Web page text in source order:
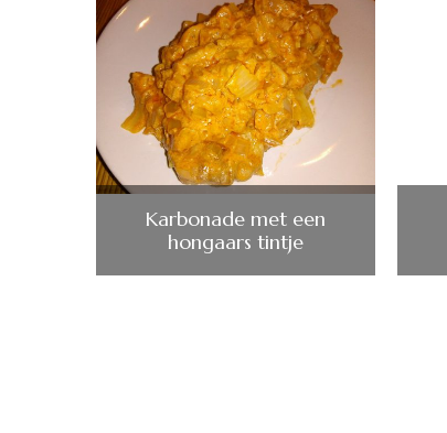
Karbonade met een
hongaars tintje